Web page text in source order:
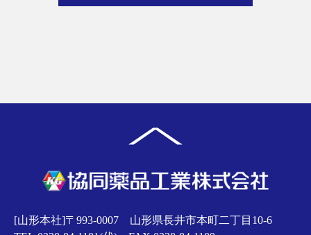
[山形本社]〒993-0007 山形県長井市本町二丁目10-6